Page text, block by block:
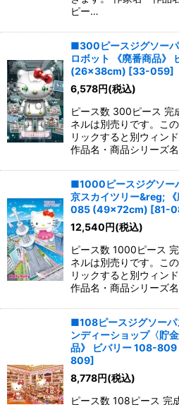
ピー…
■300ピースジグソーパ
ロボット 《廃番商品》
(26×38cm) [33-059]
6,578円(税込)
ピース数 300ピース
ネルは別売りです。こ
リックすると別ウィン
作品名・商品シリーズ
■1000ピースジグソー
京スカイツリー&reg;
085 (49×72cm) [81-
12,540円(税込)
ピース数 1000ピース
ネルは別売りです。こ
リックすると別ウィン
作品名・商品シリーズ
■108ピースジグソーパ
ンディーショップ〈貯
品》 ビバリー 108-
809]
8,778円(税込)
ピース数 108ピース 完